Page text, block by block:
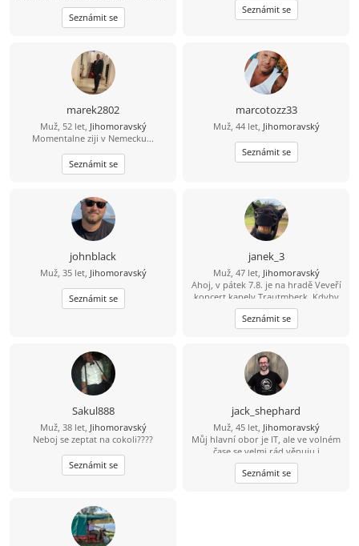
tak můžeme zkusit společnou cestu
životem.
Seznámit se
Seznámit se
marek2802
Muž, 52 let, Jihomoravský
Momentalne ziji v Nemecku...
Seznámit se
marcotozz33
Muž, 44 let, Jihomoravský
Seznámit se
johnblack
Muž, 35 let, Jihomoravský
Seznámit se
janek_3
Muž, 47 let, Jihomoravský
Ahoj, v pátek 7.8. je na hradě Veveří
koncert kapely Trautmberk. Kdyby
se Ti chtělo, tak mám na Wats Appu
čerstvou fotku :-) 773 908 225 Jan
Seznámit se
Sakul888
Muž, 38 let, Jihomoravský
Neboj se zeptat na cokoli????
Seznámit se
jack_shephard
Muž, 45 let, Jihomoravský
Můj hlavní obor je IT, ale ve volném
čase se velmi rád věnuju i
humanitnějším věcem. Čas od času si
rád zasportuju či zahraju na kytaru.
Hledám někoho sympatického s
Seznámit se